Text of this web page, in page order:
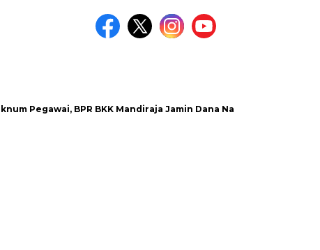
BPR BKK Mandiraja Jamin Dana Nasabah Aman